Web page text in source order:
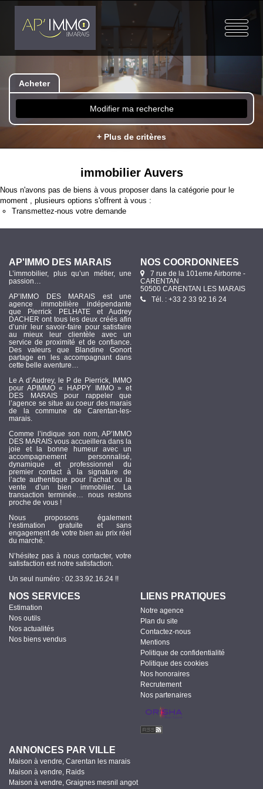
Acheter
Modifier ma recherche
+ Plus de critères
immobilier Auvers
Nous n'avons pas de biens à vous proposer dans la catégorie pour le
moment , plusieurs options s'offrent à vous :
Transmettez-nous votre demande
AP'IMMO DES MARAIS
L’immobilier, plus qu’un métier, une
passion…
AP’IMMO DES MARAIS est une
agence immobilière indépendante
que Pierrick PELHATE et Audrey
DACHER ont tous les deux créés afin
d’unir leur savoir-faire pour satisfaire
au mieux leur clientèle avec un
service de proximité et de confiance.
Des valeurs que Blandine Gonort
partage en les accompagnant dans
cette belle aventure…
Le A d’Audrey, le P de Pierrick, IMMO
pour APIMMO « HAPPY IMMO » et
DES MARAIS pour rappeler que
l’agence se situe au coeur des marais
de la commune de Carentan-les-
marais.
Comme l’indique son nom, AP’IMMO
DES MARAIS vous accueillera dans la
joie et la bonne humeur avec un
accompagnement personnalisé,
dynamique et professionnel du
premier contact à la signature de
l’acte authentique pour l’achat ou la
vente d’un bien immobilier. La
transaction terminée… nous restons
proche de vous !
Nous proposons également
l’estimation gratuite et sans
engagement de votre bien au prix réel
du marché.
N’hésitez pas à nous contacter, votre
satisfaction est notre satisfaction.
Un seul numéro : 02.33.92.16.24 !!
NOS COORDONNÉES
7 rue de la 101eme Airborne -
CARENTAN
50500 CARENTAN LES MARAIS
Tél. : +33 2 33 92 16 24
NOS SERVICES
Estimation
Nos outils
Nos actualités
Nos biens vendus
LIENS PRATIQUES
Notre agence
Plan du site
Contactez-nous
Mentions
Politique de confidentialité
Politique des cookies
Nos honoraires
Recrutement
Nos partenaires
ANNONCES PAR VILLE
Maison à vendre, Carentan les marais
Maison à vendre, Raids
Maison à vendre, Graignes mesnil angot